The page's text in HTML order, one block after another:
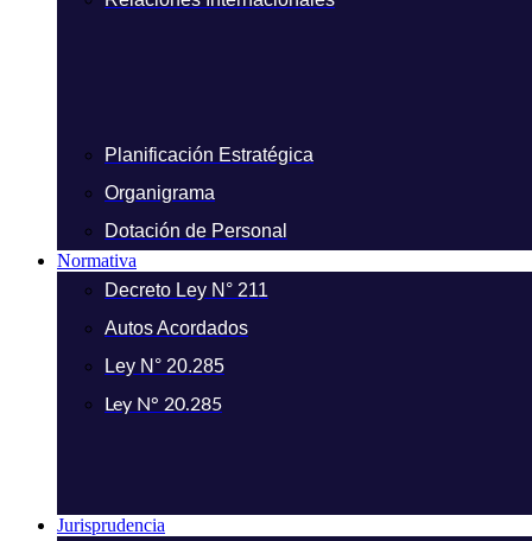
Planificación Estratégica
Organigrama
Dotación de Personal
Normativa
Decreto Ley N° 211
Autos Acordados
Ley N° 20.285
Ley N° 20.285
Jurisprudencia